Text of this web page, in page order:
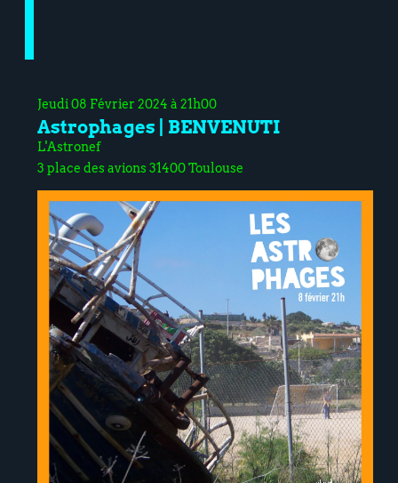
Jeudi 08 Février 2024 à 21h00
Astrophages | BENVENUTI
L'Astronef
3 place des avions 31400 Toulouse